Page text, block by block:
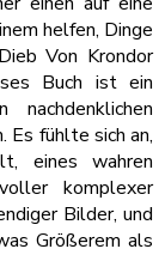
helfen, Dinge
Von Krondor
Buch ist ein
Es fühlte sich an,
eines wahren
komplexer
Bilder, und
Größerem als